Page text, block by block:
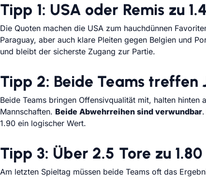
Tipp 1: USA oder Remis zu
Die Quoten machen die USA zum hauchdünnen
Paraguay, aber auch klare Pleiten gegen Belgien und
und bleibt der sicherste Zugang zur Partie.
Tipp 2: Beide Teams treffen
Beide Teams bringen Offensivqualität mit, halten
Mannschaften. Beide Abwehrreihen sind verwundbar
1.90 ein logischer Wert.
Tipp 3: Über 2.5 Tore zu 1.80
Am letzten Spieltag müssen beide Teams oft das